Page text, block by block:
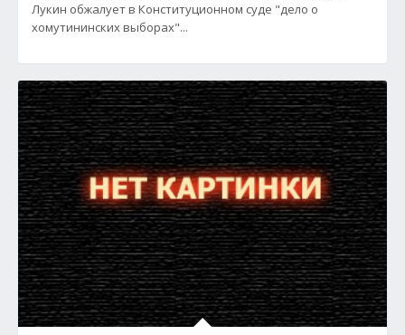
Лукин обжалует в Конституционном суде "дело о
хомутининских выборах"...